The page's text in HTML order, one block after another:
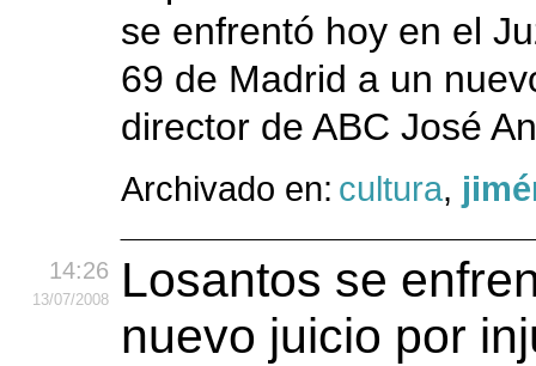
se enfrentó hoy en el
69 de Madrid a un
director de ABC José
Archivado en: cultura,
14:26
13/07/2008
Losantos se
nuevo juicio por